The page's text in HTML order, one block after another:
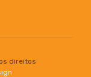
direitos